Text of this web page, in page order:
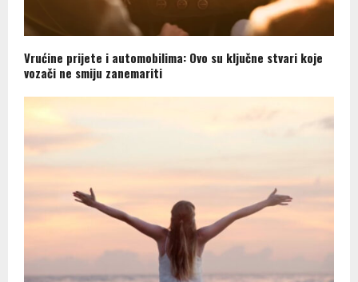
Vrućine prijete i automobilima: Ovo su ključne stvari koje
vozači ne smiju zanemariti